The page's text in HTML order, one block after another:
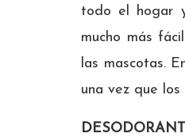
todo el hogar
mucho más
las mascotas.
una vez que los